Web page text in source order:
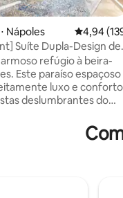
Nápoles 4,94 de
4,94
Suíte Dupla-Design de
refúgio à beira-
Este paraíso espaçoso
luxo e
deslumbrantes do
Experimente a rica
saboreie a culinária